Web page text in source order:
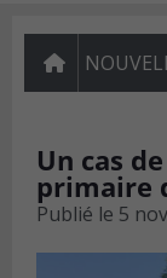
Un cas
primaire
Publié le 5